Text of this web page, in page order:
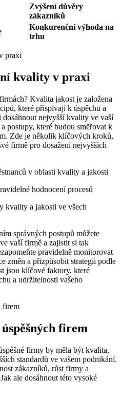
Zvýšení důvěry
zákazníků
Konkurenční výhoda na
trhu
kvality v praxi
Kvalita jakost je založena
které přispívají k úspěchu a
nejvyšší kvality ve vaší
postupy, které budou směřovat k
Zde je několik klíčových kroků,
firmě pro dosažení nejvyšších
v oblasti kvality a jakosti
hodnocení procesů
kvality a jakosti ve všech
správných postupů můžete
vaší firmě a zajistit si tak
pravidelně monitorovat
změn a přizpůsobit strategii podle
jsou klíčové faktory, které
a udržitelnosti vašeho
firem
firmy by měla být kvalita,
standardů ve vašem podnikání.
zákazníků, růst firmy a
ale dosáhnout této vysoké